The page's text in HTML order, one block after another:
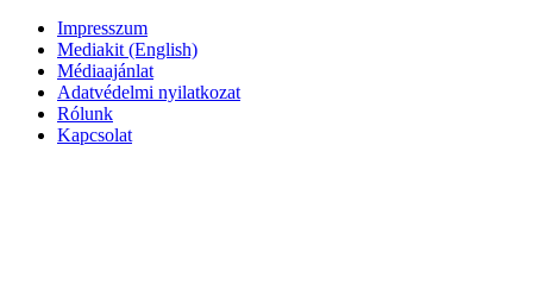
Impresszum
Mediakit (English)
Médiaajánlat
Adatvédelmi nyilatkozat
Rólunk
Kapcsolat